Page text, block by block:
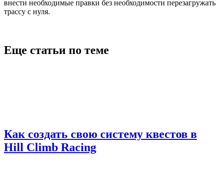
внести необходимые правки без необходимости перезагружать
трассу с нуля.
Еще статьи по теме
Как создать свою систему квестов в
Hill Climb Racing